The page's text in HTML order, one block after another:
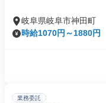
岐阜県岐阜市神田町
時給1070円～1880円
業務委託